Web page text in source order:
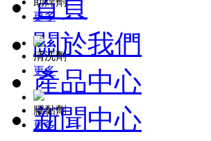
首頁
關於我們
產品中心
新聞中心
更多
清洗劑
更多
膠黏劑
更多